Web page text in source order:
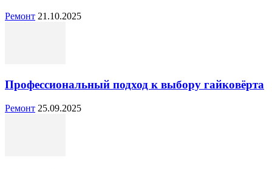
Ремонт 21.10.2025
Профессиональный подход к выбору гайковёрта
Ремонт 25.09.2025